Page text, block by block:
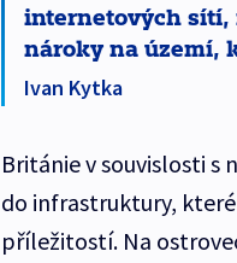
internetových sítí,
nároky na území,
Ivan Kytka
Británie v souvislosti s
do infrastruktury,
příležitostí. Na